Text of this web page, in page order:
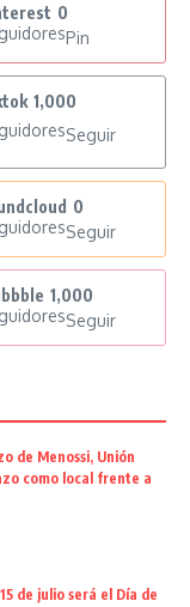
0
Pin
1,000
Seguir
0
Seguir
1,000
Seguir
de Menossi, Unión
como local frente a
de julio será el Día de